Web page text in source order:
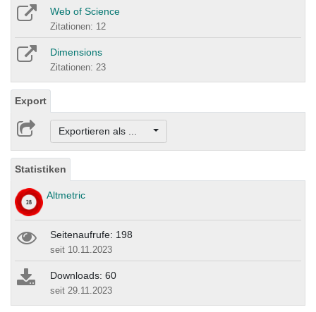
Web of Science
Zitationen: 12
Dimensions
Zitationen: 23
Export
Exportieren als ...
Statistiken
Altmetric
Seitenaufrufe: 198
seit 10.11.2023
Downloads: 60
seit 29.11.2023